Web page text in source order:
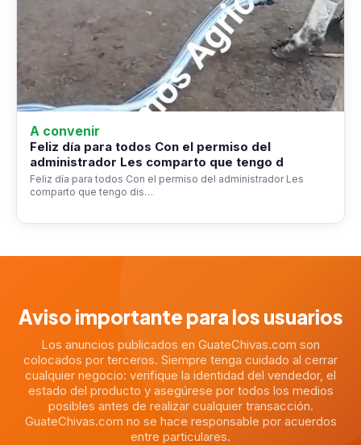
A convenir
Feliz día para todos Con el permiso del
administrador Les comparto que tengo d
Feliz día para todos Con el permiso del administrador Les
comparto que tengo dis…
Aviso importante para los usuarios
Los anuncios publicados en GuateChivas.com son
colocados por terceros. Siempre tenga cuidado al cerrar
cualquier negocio: verifique la identidad del vendedor, el
estado del producto y asegúrese por todos los medios
posibles antes de realizar cualquier transacción.
GuateChivas.com no se hace responsable por acuerdos
entre particulares.